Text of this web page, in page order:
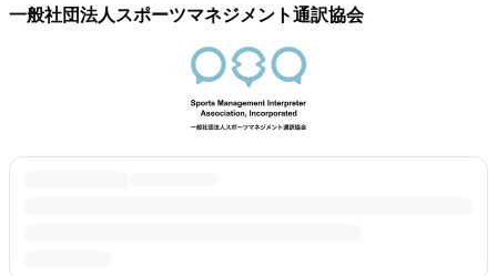
一般社団法人スポーツマネジメント通訳協会